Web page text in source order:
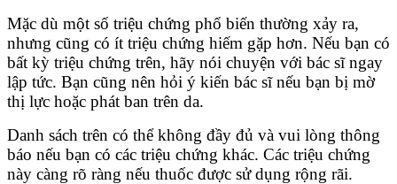
Mặc dù một số triệu chứng phổ biến thường xảy ra,
nhưng cũng có ít triệu chứng hiếm gặp hơn. Nếu bạn có
bất kỳ triệu chứng trên, hãy nói chuyện với bác sĩ ngay
lập tức. Bạn cũng nên hỏi ý kiến ​​bác sĩ nếu bạn bị mờ
thị lực hoặc phát ban trên da.
Danh sách trên có thể không đầy đủ và vui lòng thông
báo nếu bạn có các triệu chứng khác. Các triệu chứng
này càng rõ ràng nếu thuốc được sử dụng rộng rãi.